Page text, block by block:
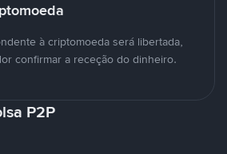
à criptomoeda será libertada,
confirmar a receção do dinheiro.
P2P